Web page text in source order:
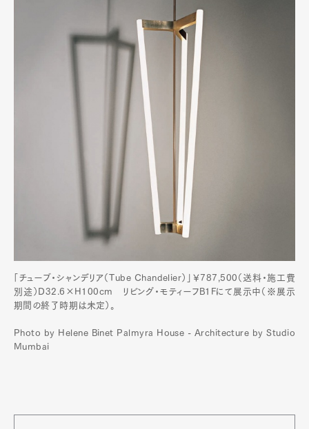
「チューブ・シャンデリア（Tube Chandelier）」￥787,500（送料・施工費
別途）D32.6×H100cm リビング・モティーフB1Fにて展示中（※展示
期間の終了時期は未定）。
Photo by Helene Binet Palmyra House - Architecture by Studio
Mumbai